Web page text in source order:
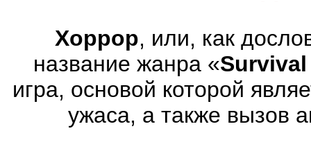
Хоррор, или, как
название жанра «
игра, основой которой
ужаса, а также вызов